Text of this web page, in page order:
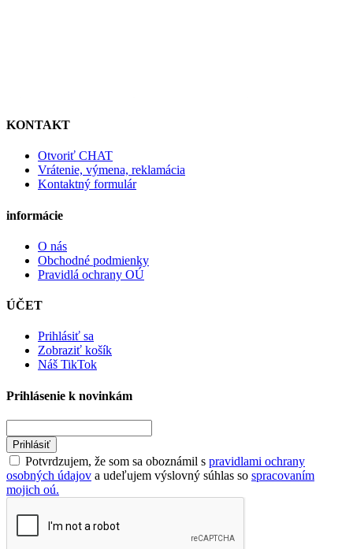
KONTAKT
Otvoriť CHAT
Vrátenie, výmena, reklamácia
Kontaktný formulár
informácie
O nás
Obchodné podmienky
Pravidlá ochrany OÚ
ÚČET
Prihlásiť sa
Zobraziť košík
Náš TikTok
Prihlásenie k novinkám
Prihlásiť
Potvrdzujem, že som sa oboznámil s pravidlami ochrany
osobných údajov a udeľujem výslovný súhlas so spracovaním
mojich oú.